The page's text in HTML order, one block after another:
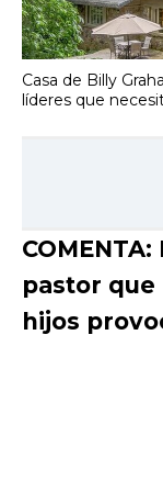
Casa de Billy
líderes que
pastor
hijos